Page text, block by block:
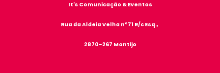
It's Comunicação & Eventos
Rua da Aldeia Velha nº71 R/c Esq.,
2870-267 Montijo